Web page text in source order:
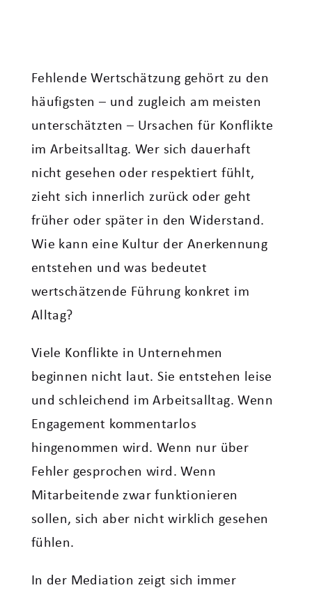
Fehlende Wertschätzung gehört zu den
häufigsten – und zugleich am meisten
unterschätzten – Ursachen für Konflikte
im Arbeitsalltag. Wer sich dauerhaft
nicht gesehen oder respektiert fühlt,
zieht sich innerlich zurück oder geht
früher oder später in den Widerstand.
Wie kann eine Kultur der Anerkennung
entstehen und was bedeutet
wertschätzende Führung konkret im
Alltag?
Viele Konflikte in Unternehmen
beginnen nicht laut. Sie entstehen leise
und schleichend im Arbeitsalltag. Wenn
Engagement kommentarlos
hingenommen wird. Wenn nur über
Fehler gesprochen wird. Wenn
Mitarbeitende zwar funktionieren
sollen, sich aber nicht wirklich gesehen
fühlen.
In der Mediation zeigt sich immer